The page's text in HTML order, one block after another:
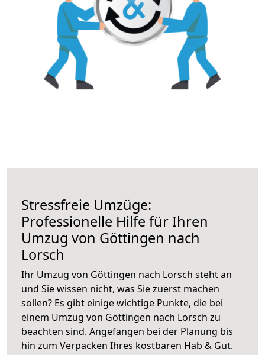
Stressfreie Umzüge:
Professionelle Hilfe für Ihren
Umzug von Göttingen nach
Lorsch
Ihr Umzug von Göttingen nach Lorsch steht an
und Sie wissen nicht, was Sie zuerst machen
sollen? Es gibt einige wichtige Punkte, die bei
einem Umzug von Göttingen nach Lorsch zu
beachten sind. Angefangen bei der Planung bis
hin zum Verpacken Ihres kostbaren Hab & Gut.